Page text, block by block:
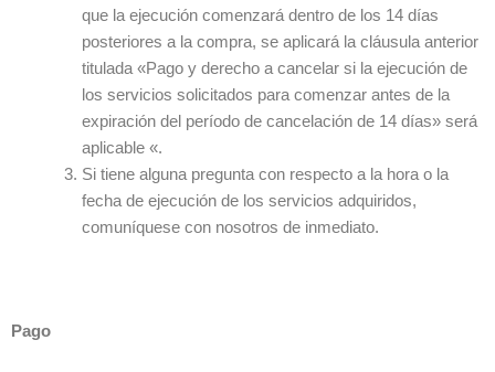
que la ejecución comenzará dentro de los 14 días
posteriores a la compra, se aplicará la cláusula anterior
titulada «Pago y derecho a cancelar si la ejecución de
los servicios solicitados para comenzar antes de la
expiración del período de cancelación de 14 días» será
aplicable «.
Si tiene alguna pregunta con respecto a la hora o la
fecha de ejecución de los servicios adquiridos,
comuníquese con nosotros de inmediato.
Pago